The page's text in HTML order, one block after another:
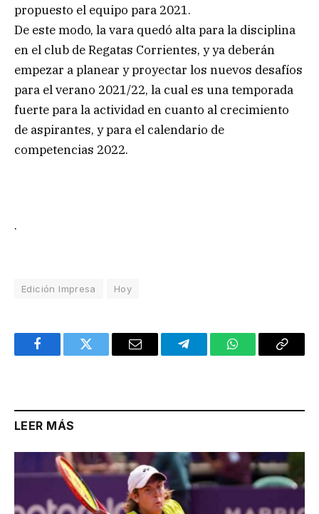
propuesto el equipo para 2021.
De este modo, la vara quedó alta para la disciplina
en el club de Regatas Corrientes, y ya deberán
empezar a planear y proyectar los nuevos desafíos
para el verano 2021/22, la cual es una temporada
fuerte para la actividad en cuanto al crecimiento
de aspirantes, y para el calendario de
competencias 2022.
.
Edición Impresa Hoy
FacebookTwitter Email TelegramWhatsAppCopy
LEER MÁS